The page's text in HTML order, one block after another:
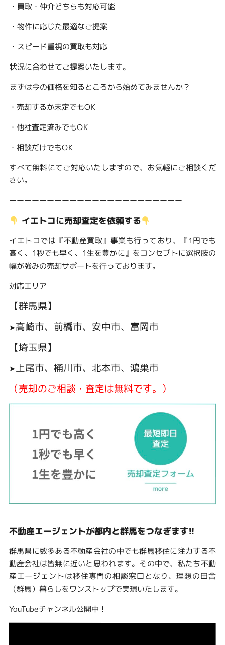
・買取・仲介どちらも対応可能
・物件に応じた最適なご提案
・スピード重視の買取も対応
状況に合わせてご提案いたします。
まずは今の価格を知るところから始めてみませんか？
・売却するか未定でもOK
・他社査定済みでもOK
・相談だけでもOK
すべて無料にてご対応いたしますので、お気軽にご相談くだ
さい。
ーーーーーーーーーーーーーーーーーーーーーーー
イエトコに売却査定を依頼する
イエトコでは『不動産買取』事業も行っており、『1円でも
高く、1秒でも早く、1生を豊かに』をコンセプトに選択肢の
幅が強みの売却サポートを行っております。
対応エリア
【群馬県】
➤高崎市、前橋市、安中市、富岡市
【埼玉県】
➤上尾市、桶川市、北本市、鴻巣市
（売却のご相談・査定は無料です。）
不動産エージェントが都内と群馬をつなぎます!!
群馬県に数多ある不動産会社の中でも群馬移住に注力する不
動産会社は皆無に近いと思われます。その中で、私たち不動
産エージェントは移住専門の相談窓口となり、理想の田舎
（群馬）暮らしをワンストップで実現いたします。
YouTubeチャンネル公開中！